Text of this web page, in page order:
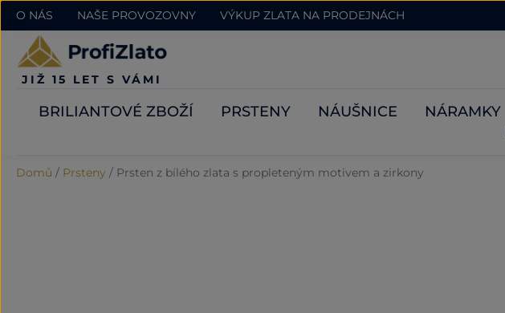
O NÁS NAŠE PROVOZOVNY VÝKUP ZLATA NA PRODEJNÁCH
JIŽ 15 LET S VÁMI
BRILIANTOVÉ ZBOŽÍ PRSTENY NÁUŠNICE NÁRAMKY
Domů / Prsteny / Prsten z bílého zlata s propleteným motivem a zirkony